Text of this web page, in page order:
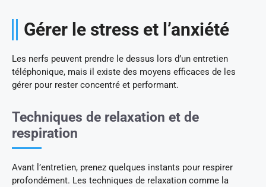
Gérer le stress et l’anxiété
Les nerfs peuvent prendre le dessus lors d’un entretien
téléphonique, mais il existe des moyens efficaces de les
gérer pour rester concentré et performant.
Techniques de relaxation et de
respiration
Avant l’entretien, prenez quelques instants pour respirer
profondément. Les techniques de relaxation comme la